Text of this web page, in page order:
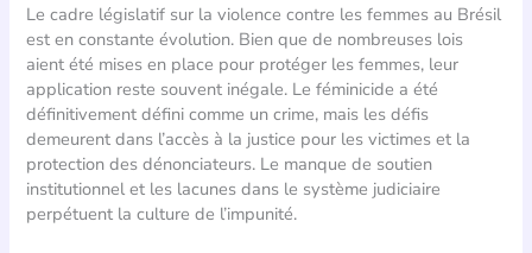
Le cadre législatif sur la violence contre les femmes au Brésil
est en constante évolution. Bien que de nombreuses lois
aient été mises en place pour protéger les femmes, leur
application reste souvent inégale. Le féminicide a été
définitivement défini comme un crime, mais les défis
demeurent dans l’accès à la justice pour les victimes et la
protection des dénonciateurs. Le manque de soutien
institutionnel et les lacunes dans le système judiciaire
perpétuent la culture de l’impunité.